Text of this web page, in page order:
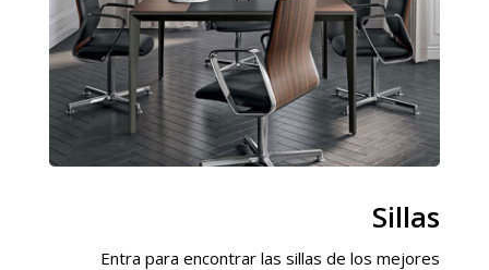
Sillas
Entra para encontrar las sillas de los mejores